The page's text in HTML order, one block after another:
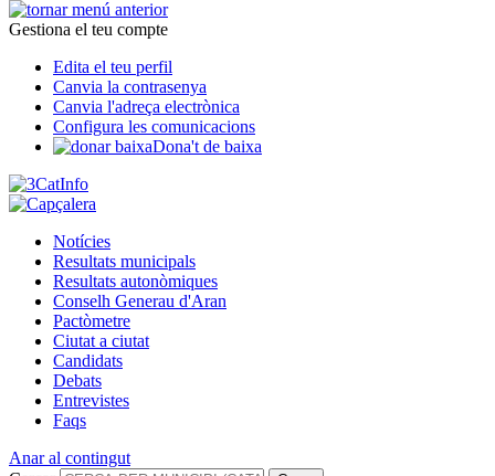
Gestiona el teu compte
Edita el teu perfil
Canvia la contrasenya
Canvia l'adreça electrònica
Configura les comunicacions
Dona't de baixa
Notícies
Resultats municipals
Resultats autonòmiques
Conselh Generau d'Aran
Pactòmetre
Ciutat a ciutat
Candidats
Debats
Entrevistes
Faqs
Anar al contingut